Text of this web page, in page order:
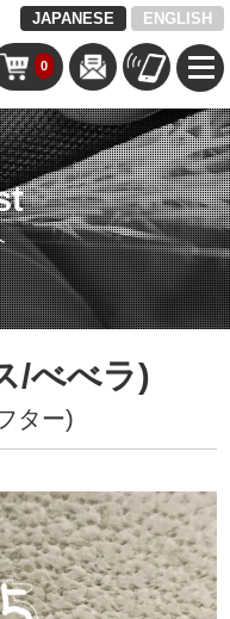
JAPANESE ENGLISH
0
/べべラ)
ター)